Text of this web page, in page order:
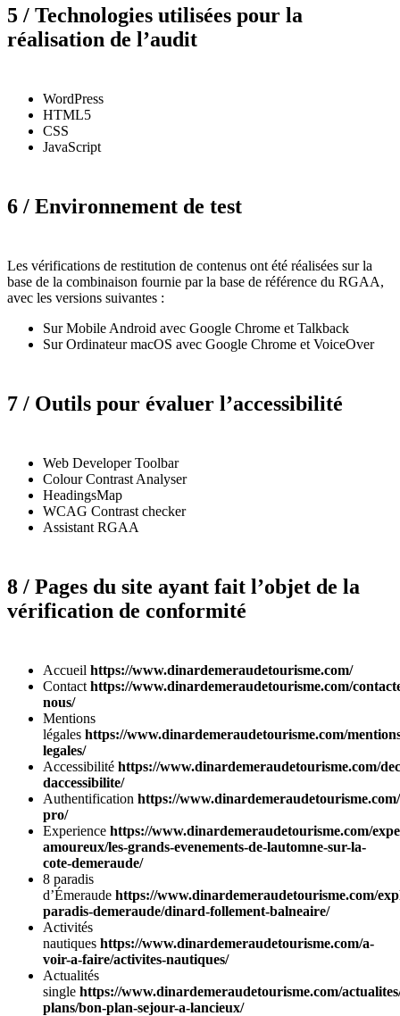
5 / Technologies utilisées pour la
réalisation de l’audit
WordPress
HTML5
CSS
JavaScript
6 / Environnement de test
Les vérifications de restitution de contenus ont été réalisées sur la
base de la combinaison fournie par la base de référence du RGAA,
avec les versions suivantes :
Sur Mobile Android avec Google Chrome et Talkback
Sur Ordinateur macOS avec Google Chrome et VoiceOver
7 / Outils pour évaluer l’accessibilité
Web Developer Toolbar
Colour Contrast Analyser
HeadingsMap
WCAG Contrast checker
Assistant RGAA
8 / Pages du site ayant fait l’objet de la
vérification de conformité
Accueil https://www.dinardemeraudetourisme.com/
Contact https://www.dinardemeraudetourisme.com/
nous/
Mentions
légales https://www.dinardemeraudetourisme.com/
legales/
Accessibilité https://www.dinardemeraudetourisme.com/
daccessibilite/
Authentification https://www.dinardemeraudetourisme.com/
pro/
Experience https://www.dinardemeraudetourisme.com/
amoureux/les-grands-evenements-de-lautomne-sur-la-
cote-demeraude/
8 paradis
d’Émeraude https://www.dinardemeraudetourisme.com/
paradis-demeraude/dinard-follement-balneaire/
Activités
nautiques https://www.dinardemeraudetourisme.com/a-
voir-a-faire/activites-nautiques/
Actualités
single https://www.dinardemeraudetourisme.com/
plans/bon-plan-sejour-a-lancieux/